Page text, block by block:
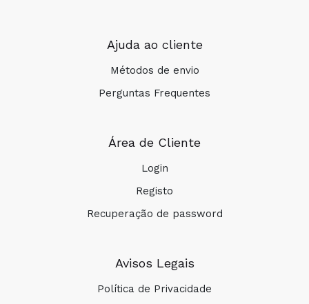
Ajuda ao cliente
Métodos de envio
Perguntas Frequentes
Área de Cliente
Login
Registo
Recuperação de password
Avisos Legais
Política de Privacidade